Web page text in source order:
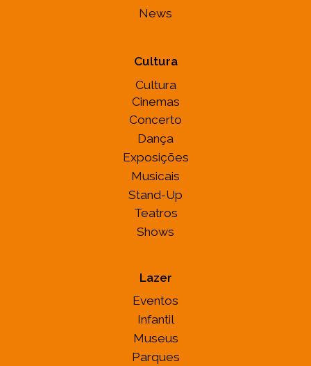
News
Cultura
Cultura
Cinemas
Concerto
Dança
Exposições
Musicais
Stand-Up
Teatros
Shows
Lazer
Eventos
Infantil
Museus
Parques